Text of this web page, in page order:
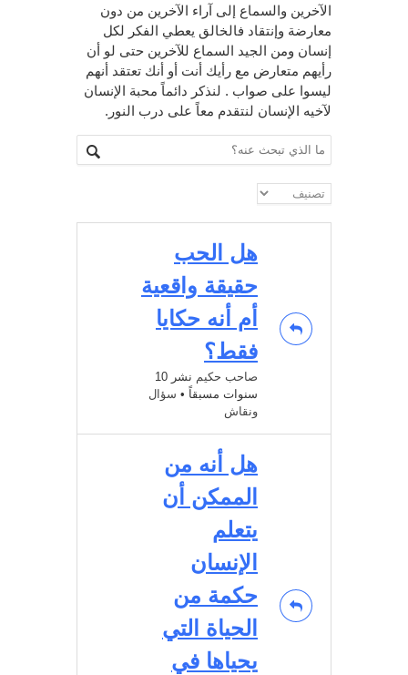
الآخرين والسماع إلى آراء الآخرين من دون
معارضة وإنتقاد فالخالق يعطي الفكر لكل
إنسان ومن الجيد السماع للآخرين حتى لو أن
رأيهم متعارض مع رأيك أنت أو أنك تعتقد أنهم
ليسوا على صواب . لنذكر دائماً محبة الإنسان
لآخيه الإنسان لنتقدم معاً على درب النور.
هل الحب
حقيقة واقعية
أم أنه حكايا
فقط؟
صاحب حكيم
نشر 10
سنوات مسبقاً • سؤال
ونقاش
هل أنه من
الممكن أن
يتعلم
الإنسان
حكمة من
الحياة التي
يحياها في